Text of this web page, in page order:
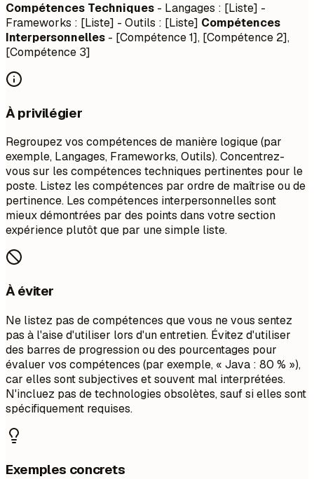
Compétences Techniques - Langages : [Liste] -
Frameworks : [Liste] - Outils : [Liste] Compétences
Interpersonnelles - [Compétence 1], [Compétence 2],
[Compétence 3]
À privilégier
Regroupez vos compétences de manière logique (par
exemple, Langages, Frameworks, Outils). Concentrez-
vous sur les compétences techniques pertinentes pour le
poste. Listez les compétences par ordre de maîtrise ou de
pertinence. Les compétences interpersonnelles sont
mieux démontrées par des points dans votre section
expérience plutôt que par une simple liste.
À éviter
Ne listez pas de compétences que vous ne vous sentez
pas à l'aise d'utiliser lors d'un entretien. Évitez d'utiliser
des barres de progression ou des pourcentages pour
évaluer vos compétences (par exemple, « Java : 80 % »),
car elles sont subjectives et souvent mal interprétées.
N'incluez pas de technologies obsolètes, sauf si elles sont
spécifiquement requises.
Exemples concrets